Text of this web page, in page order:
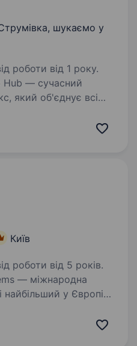
шукаємо у
роботи від 1 року.
Hub — сучасний
який об'єднує всі
засобів
Київ
роботи від 5 років.
найбільший у Європі
мільйони кінцевих